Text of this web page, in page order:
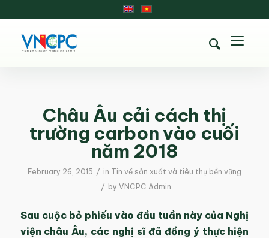
Châu Âu cải cách thị
trường carbon vào cuối
năm 2018
February 26, 2015 / in Tin về sản xuất và tiêu thụ bền vững
/ by VNCPC Admin
Sau cuộc bỏ phiếu vào đầu tuần này của Nghị
viện châu Âu, các nghị sĩ đã đồng ý thực hiện